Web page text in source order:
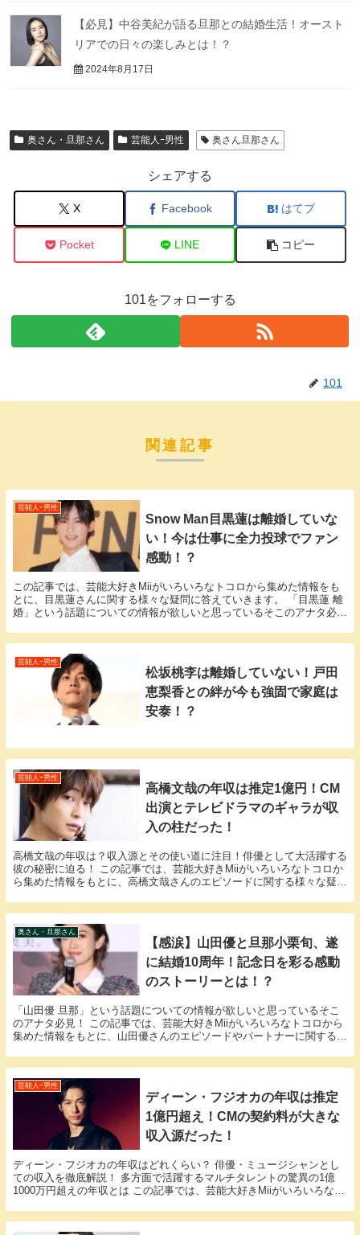
【必見】中谷美紀が語る旦那との結婚生活！オースト
リアでの日々の楽しみとは！？
2024年8月17日
奥さん・旦那さん 芸能人ｰ男性 奥さん旦那さん
シェアする
X Facebook はてブ
Pocket LINE コピー
101をフォローする
101
関連記事
芸能人ｰ男性
Snow Man目黒蓮は離婚していな
い！今は仕事に全力投球でファン
感動！？
この記事では、芸能大好きMiiがいろいろなトコロから集めた情報をも
とに、目黒蓮さんに関する様々な疑問に答えていきます。 「目黒蓮 離
婚」という話題についての情報が欲しいと思っているそこのアナタ必
芸能人ｰ男性
松坂桃李は離婚していない！戸田
恵梨香との絆が今も強固で家庭は
安泰！？
芸能人ｰ男性
高橋文哉の年収は推定1億円！CM
出演とテレビドラマのギャラが収
入の柱だった！
高橋文哉の年収は？収入源とその使い道に注目！俳優として大活躍する
彼の秘密に迫る！ この記事では、芸能大好きMiiがいろいろなトコロか
ら集めた情報をもとに、高橋文哉さんのエピソードに関する様々な疑問
奥さん・旦那さん
【感涙】山田優と旦那小栗旬、遂
に結婚10周年！記念日を彩る感動
のストーリーとは！？
「山田優 旦那」という話題についての情報が欲しいと思っているそこ
のアナタ必見！ この記事では、芸能大好きMiiがいろいろなトコロから
集めた情報をもとに、山田優さんのエピソードやパートナーに関する
芸能人ｰ男性
ディーン・フジオカの年収は推定
1億円超え！CMの契約料が大きな
収入源だった！
ディーン・フジオカの年収はどれくらい？ 俳優・ミュージシャンとし
ての収入を徹底解説！ 多方面で活躍するマルチタレントの驚異の1億
1000万円超えの年収とは この記事では、芸能大好きMiiがいろいろなト